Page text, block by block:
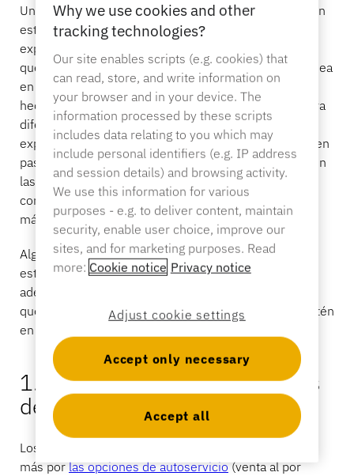
Una tendencia importante en el comercio minorista en
estos momentos es que los clientes esperan una
experiencia de compra más personalizada y quieren
que las empresas se adapten a sus necesidades, ya sea
en la tienda o a través de la atención al cliente. De
hecho, el 70 % de los consumidores percibe una clara
diferencia entre las empresas que cumplen estas
expectativas y las que no. Los clientes también quieren
pasar menos tiempo esperando -pasan más tiempo en
las colas de los comercios que en restaurantes,
consultas médicas y bancos juntos- y quieren tener
más opciones al alcance de la mano.
Algunos minoristas son plenamente conscientes de
estos retos, pero luchan por encontrar las soluciones
adecuadas. Para otros, es posible que los problemas
que afectan a la experiencia del cliente ni siquiera estén
en su radar.
1. En su tienda faltan opciones
de autoservicio
Los compradores de hoy en día se inclinan cada vez
más por las opciones de autoservicio (venta al por
Why we use cookies and other
tracking technologies?
Our site enables scripts (e.g. cookies) that
can read, store, and write information on
your browser and in your device. The
information processed by these scripts
includes data relating to you which may
include personal identifiers (e.g. IP address
and session details) and browsing activity.
We use this information for various
purposes - e.g. to deliver content, maintain
security, enable user choice, improve our
sites, and for marketing purposes. Read
more: Cookie notice Privacy notice
Adjust cookie settings
Accept only necessary
Accept all